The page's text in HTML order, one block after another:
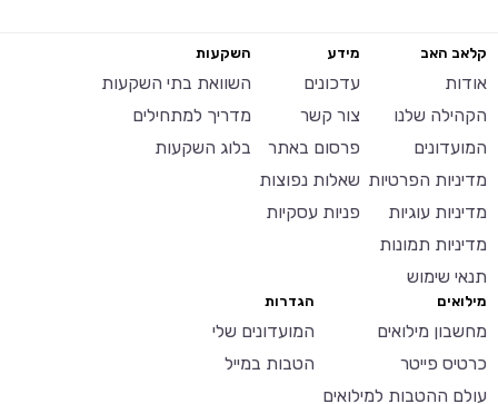
קלאב האב
אודות
הקהילה שלנו
המועדונים
מדיניות הפרטיות
מדיניות עוגיות
מדיניות תמונות
תנאי שימוש
מידע
עדכונים
צור קשר
פרסום באתר
שאלות נפוצות
פניות עסקיות
השקעות
השוואת בתי השקעות
מדריך למתחילים
בלוג השקעות
מילואים
מחשבון מילואים
כרטיס פייטר
עולם ההטבות למילואים
הגדרות
המועדונים שלי
הטבות במייל